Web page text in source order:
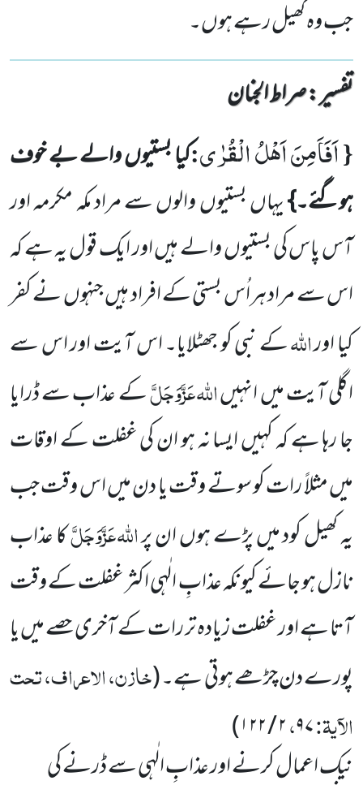
جب وہ کھیل رہے ہوں۔
تفسیر : ‎صراط الجنان
{اَفَاَمِنَ اَهْلُ الْقُرٰى:کیا بستیوں والے بے خوف
ہوگئے۔}یہاں بستیوں والوں سے مراد مکہ مکرمہ اور
آس پاس کی بستیوںوالے ہیں اور ایک قول یہ ہے کہ
اس سے مراد ہراُس بستی کے افراد ہیں جنہوں نے کفر
کیا اوراللہکے نبی کو جھٹلایا۔ اس آیتاور اس سے
اگلی آیت میں انہیںاللہعَزَّوَجَلَّکے عذاب سے ڈرایا
جا رہا ہے کہ کہیں ایسانہ ہو ان کی غفلت کے اوقات
میںمثلاً رات کو سوتے وقتیا دن میں اس وقت جب
یہ کھیل کود میں پڑے ہوں ان پراللہعَزَّوَجَلَّکا عذاب
نازل ہو جائے کیونکہعذابِ الٰہی اکثر غفلت کے وقت
آتا ہے اور غفلت زیادہ تر رات کے آخری حصے میں یا
پورے دن چڑھےہوتی ہے۔(خازن، الاعراف، تحت
الآیۃ:۹۷،۲/۱۲۲)
نیک اعمال کرنے اور عذابِ الٰہی سے ڈرنے کی